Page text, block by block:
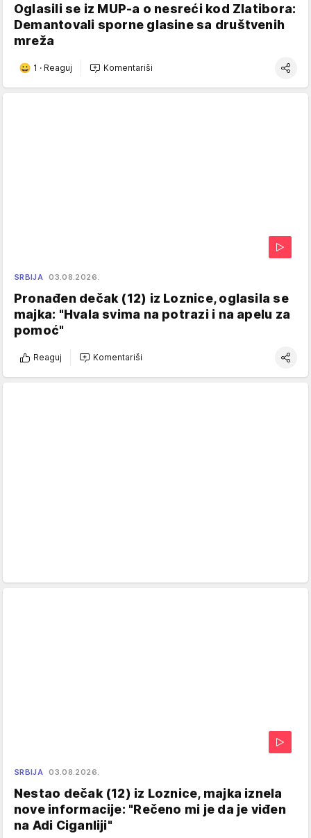
Oglasili se iz MUP-a o nesreći kod Zlatibora:
Demantovali sporne glasine sa društvenih
mreža
1 · Reaguj Komentariši
SRBIJA 03.08.2026.
Pronađen dečak (12) iz Loznice, oglasila se
majka: "Hvala svima na potrazi i na apelu za
pomoć"
Reaguj Komentariši
SRBIJA 03.08.2026.
Nestao dečak (12) iz Loznice, majka iznela
nove informacije: "Rečeno mi je da je viđen
na Adi Ciganliji"